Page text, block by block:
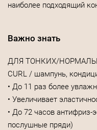
наиболее подходящий
Важно знать
ДЛЯ ТОНКИХ/
CURL / шампунь,
• До 11 раз более
• Увеличивает
• До 72 часов
послушные пряди)